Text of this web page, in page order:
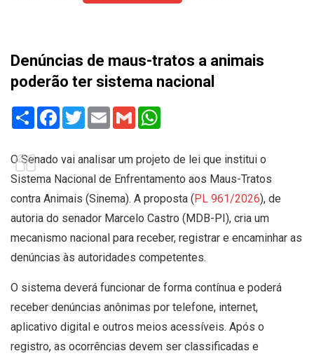
Denúncias de maus-tratos a animais
poderão ter sistema nacional
Share Facebook
TwitterEmail Gmail
O Senado vai analisar um projeto de lei que institui o
Sistema Nacional de Enfrentamento aos Maus-Tratos
contra Animais (Sinema). A proposta (PL 961/2026), de
autoria do senador Marcelo Castro (MDB-PI), cria um
mecanismo nacional para receber, registrar e encaminhar as
denúncias às autoridades competentes.
O sistema deverá funcionar de forma contínua e poderá
receber denúncias anônimas por telefone, internet,
aplicativo digital e outros meios acessíveis. Após o
registro, as ocorrências devem ser classificadas e